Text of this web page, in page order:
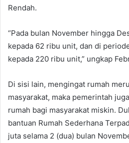
Rendah.
“Pada bulan November hingga
kepada 62 ribu unit, dan di
kepada 220 ribu unit,” ungkap
Di sisi lain, mengingat rumah
masyarakat, maka pemerintah
rumah bagi masyarakat miskin.
bantuan Rumah Sederhana
juta selama 2 (dua) bulan